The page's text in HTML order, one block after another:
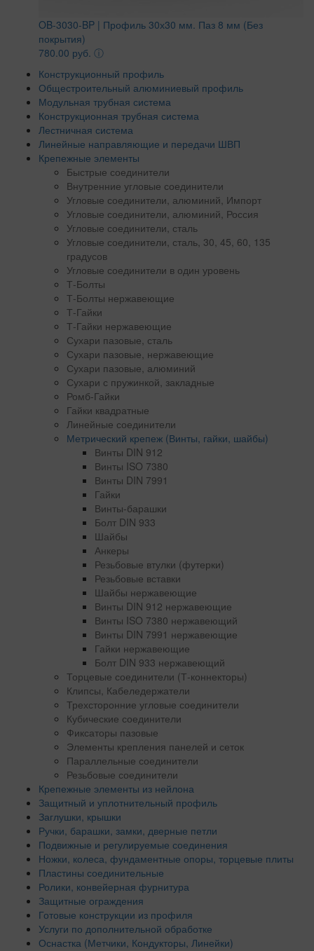
OB-3030-BP | Профиль 30х30 мм. Паз 8 мм (Без
покрытия)
780.00 руб. ⓘ
Конструкционный профиль
Общестроительный алюминиевый профиль
Модульная трубная система
Конструкционная трубная система
Лестничная система
Линейные направляющие и передачи ШВП
Крепежные элементы
Быстрые соединители
Внутренние угловые соединители
Угловые соединители, алюминий, Импорт
Угловые соединители, алюминий, Россия
Угловые соединители, сталь
Угловые соединители, сталь, 30, 45, 60, 135
градусов
Угловые соединители в один уровень
Т-Болты
Т-Болты нержавеющие
Т-Гайки
Т-Гайки нержавеющие
Сухари пазовые, сталь
Сухари пазовые, нержавеющие
Сухари пазовые, алюминий
Сухари с пружинкой, закладные
Ромб-Гайки
Гайки квадратные
Линейные соединители
Метрический крепеж (Винты, гайки, шайбы)
Винты DIN 912
Винты ISO 7380
Винты DIN 7991
Гайки
Винты-барашки
Болт DIN 933
Шайбы
Анкеры
Резьбовые втулки (футерки)
Резьбовые вставки
Шайбы нержавеющие
Винты DIN 912 нержавеющие
Винты ISO 7380 нержавеющий
Винты DIN 7991 нержавеющие
Гайки нержавеющие
Болт DIN 933 нержавеющий
Торцевые соединители (Т-коннекторы)
Клипсы, Кабеледержатели
Трехсторонние угловые соединители
Кубические соединители
Фиксаторы пазовые
Элементы крепления панелей и сеток
Параллельные соединители
Резьбовые соединители
Крепежные элементы из нейлона
Защитный и уплотнительный профиль
Заглушки, крышки
Ручки, барашки, замки, дверные петли
Подвижные и регулируемые соединения
Ножки, колеса, фундаментные опоры, торцевые плиты
Пластины соединительные
Ролики, конвейерная фурнитура
Защитные ограждения
Готовые конструкции из профиля
Услуги по дополнительной обработке
Оснастка (Метчики, Кондукторы, Линейки)